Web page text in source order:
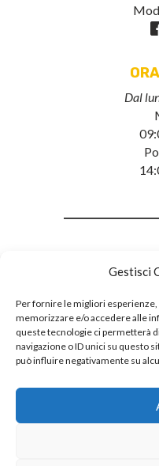
Gestisci
Per fornire le migliori
memorizzare e/o accedere alle
queste tecnologie ci permetterà
navigazione o ID unici su questo
può influire negativamente su
Dal